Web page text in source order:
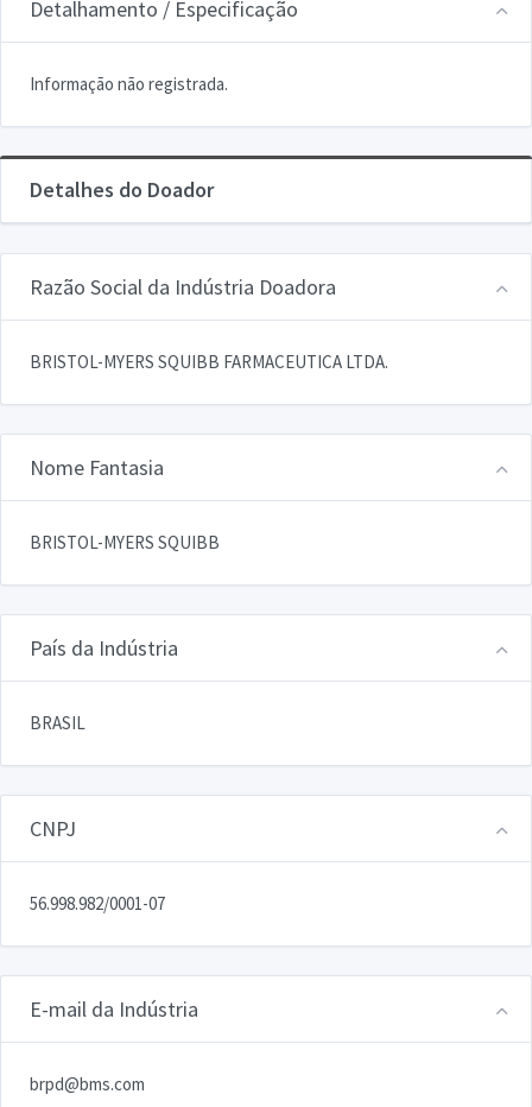
Detalhamento / Especificação
Informação não registrada.
Detalhes do Doador
Razão Social da Indústria Doadora
BRISTOL-MYERS SQUIBB FARMACEUTICA LTDA.
Nome Fantasia
BRISTOL-MYERS SQUIBB
País da Indústria
BRASIL
CNPJ
56.998.982/0001-07
E-mail da Indústria
brpd@bms.com